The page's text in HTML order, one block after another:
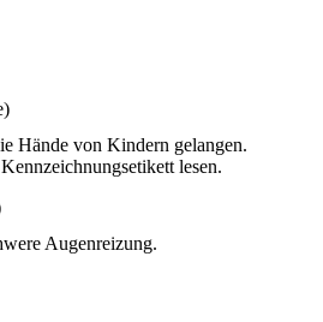
Hände von Kindern gelangen.
lesen.
Augenreizung.